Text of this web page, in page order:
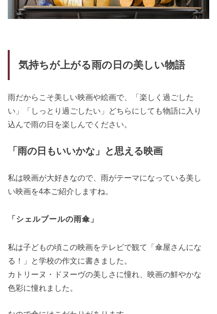
気持ちが上がる雨の日の美しい物語
雨だからこそ美しい映画や絵画で、「楽しく過ごした
い」「しっとり過ごしたい」どちらにしても物語に入り
込んで雨の日を楽しんでください。
「雨の日もいいかな」と思える映画
私は映画が大好きなので、雨がテーマになっている美し
い映画を4本ご紹介しますね。
「シェルブールの雨傘」
私は子どもの頃この映画をテレビで観て「傘屋さんにな
る！」と学校の作文に書きました。
カトリーヌ・ドヌーヴの美しさに憧れ、映画の鮮やかな
色彩に憧れました。